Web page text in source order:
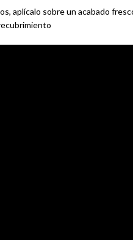
aplícalo sobre un acabado